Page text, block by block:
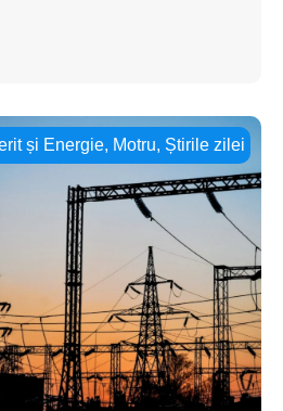
și Energie, Motru, Știrile zilei
textul pentru
aici
aici
aici
subti